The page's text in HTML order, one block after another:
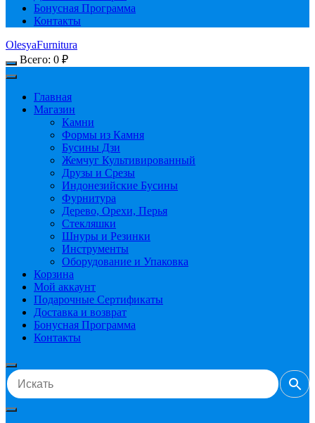
Бонусная Программа
Контакты
OlesyaFurnitura
Всего: 0 ₽
Главная
Магазин
Камни
Формы из Камня
Бусины Дзи
Жемчуг Культивированный
Друзы и Срезы
Индонезийские Бусины
Фурнитура
Дерево, Орехи, Перья
Стекляшки
Шнуры и Резинки
Инструменты
Оборудование и Упаковка
Корзина
Мой аккаунт
Подарочные Сертификаты
Доставка и возврат
Бонусная Программа
Контакты